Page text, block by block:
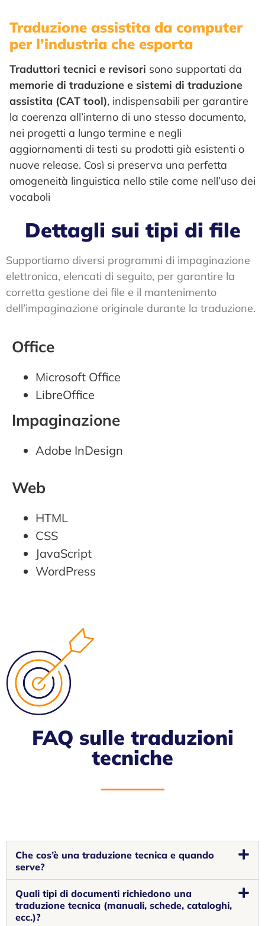
Traduzione assistita da computer
per l’industria che esporta
Traduttori tecnici e revisori sono supportati da
memorie di traduzione e sistemi di traduzione
assistita (CAT tool), indispensabili per garantire
la coerenza all’interno di uno stesso documento,
nei progetti a lungo termine e negli
aggiornamenti di testi su prodotti già esistenti o
nuove release. Così si preserva una perfetta
omogeneità linguistica nello stile come nell’uso dei
vocaboli
Dettagli sui tipi di file
Supportiamo diversi programmi di impaginazione
elettronica, elencati di seguito, per garantire la
corretta gestione dei file e il mantenimento
dell’impaginazione originale durante la traduzione.
Office
Microsoft Office
LibreOffice
Impaginazione
Adobe InDesign
Web
HTML
CSS
JavaScript
WordPress
FAQ sulle traduzioni
tecniche
Che cos’è una traduzione tecnica e quando
serve?
Quali tipi di documenti richiedono una
traduzione tecnica (manuali, schede, cataloghi,
ecc.)?